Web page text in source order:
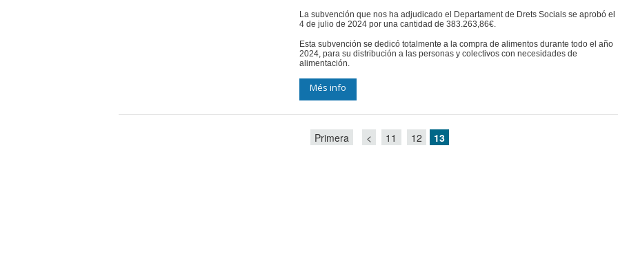
La subvención que nos ha adjudicado el Departament de Drets Socials se aprobó el
4 de julio de 2024 por una cantidad de 383.263,86€.
Esta subvención se dedicó totalmente a la compra de alimentos durante todo el año
2024, para su distribución a las personas y colectivos con necesidades de
alimentación.
Més info
Primera < 11 12 13